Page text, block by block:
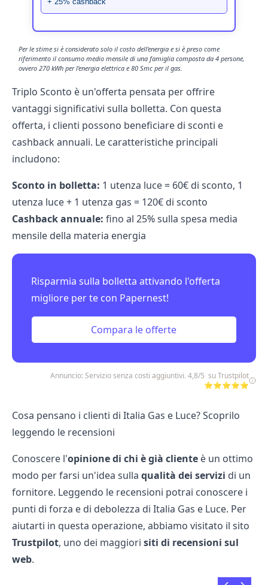
Per le stime si è considerato solo il costo dell'energia e si è preso come
riferimento il consumo medio mensile di una famiglia composta da 4 persone,
ovvero 270 kWh per l'energia elettrica e 80 Smc per il gas.
Triplo Sconto è un'offerta pensata per offrire
vantaggi significativi sulla bolletta. Con questa
offerta, i clienti possono beneficiare di sconti e
cashback annuali. Le caratteristiche principali
includono:
Sconto in bolletta: 1 utenza luce = 60€ di sconto, 1
utenza luce + 1 utenza gas = 120€ di sconto
Cashback annuale: fino al 25% sulla spesa media
mensile della materia energia
Risparmia sulla bolletta attivando l'offerta
migliore per te con Papernest!
Compara le offerte
Annuncio: Servizio senza costi aggiuntivi. 4,8/5 su Trustpilot
⭐⭐⭐⭐⭐
Cosa pensano i clienti di Italia Gas e Luce? Scoprilo
leggendo le recensioni
Conoscere l'opinione di chi è già cliente è un ottimo
modo per farsi un'idea sulla qualità dei servizi di un
fornitore. Leggendo le recensioni potrai conoscere i
punti di forza e di debolezza di Italia Gas e Luce. Per
aiutarti in questa operazione, abbiamo visitato il sito
Trustpilot, uno dei maggiori siti di recensioni sul
web.